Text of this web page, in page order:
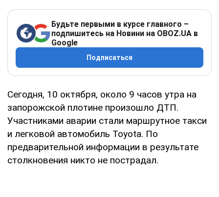
Будьте первыми в курсе главного –
подпишитесь на Новини на OBOZ.UA в
Google
Подписаться
Сегодня, 10 октября, около 9 часов утра на
запорожской плотине произошло ДТП.
Участниками аварии стали маршрутное такси
и легковой автомобиль Toyota. По
предварительной информации в результате
столкновения никто не пострадал.